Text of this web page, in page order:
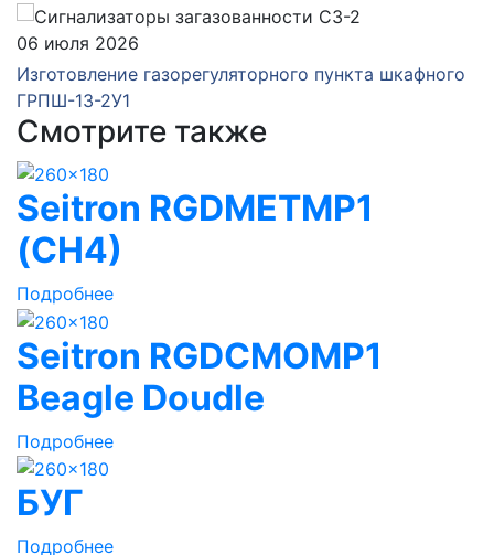
06 июля 2026
Изготовление газорегуляторного пункта шкафного
ГРПШ-13-2У1
Смотрите также
Seitron RGDMETMP1
(CH4)
Подробнее
Seitron RGDCMOMP1
Beagle Doudle
Подробнее
БУГ
Подробнее